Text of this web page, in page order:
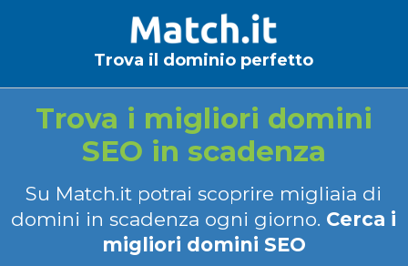
Trova il dominio perfetto
Trova i migliori domini
SEO in scadenza
Su Match.it potrai scoprire migliaia di
domini in scadenza ogni giorno. Cerca i
migliori domini SEO